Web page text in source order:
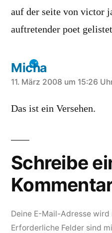
auf der seite von victor
auftretender poet
Micha
schreibt:
11. März 2008 um 15:26
Das ist ein Versehen.
Schreibe
Deine E-Mail-Adresse
Erforderliche Felder sind